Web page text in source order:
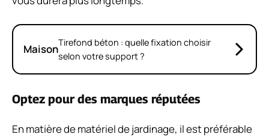
MaisonTirefond béton : quelle fixation choisir
selon votre support ?
Optez pour des marques réputées
En matière de matériel de jardinage, il est préférable